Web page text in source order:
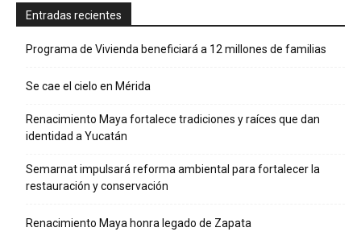
Entradas recientes
Programa de Vivienda beneficiará a 12 millones de familias
Se cae el cielo en Mérida
Renacimiento Maya fortalece tradiciones y raíces que dan
identidad a Yucatán
Semarnat impulsará reforma ambiental para fortalecer la
restauración y conservación
Renacimiento Maya honra legado de Zapata